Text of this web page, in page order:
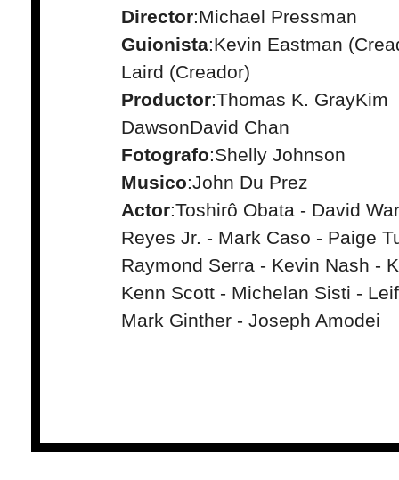
Director:Michael Pressman
Guionista:Kevin Eastman
Laird (Creador)
Productor:Thomas K. GrayKim
DawsonDavid Chan
Fotografo:Shelly Johnson
Musico:John Du Prez
Actor:Toshirô Obata - David
Reyes Jr. - Mark Caso - Paige
Raymond Serra - Kevin Nash -
Kenn Scott - Michelan Sisti -
Mark Ginther - Joseph Amodei